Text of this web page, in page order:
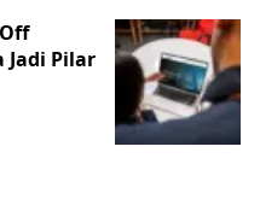
Jadi Pilar